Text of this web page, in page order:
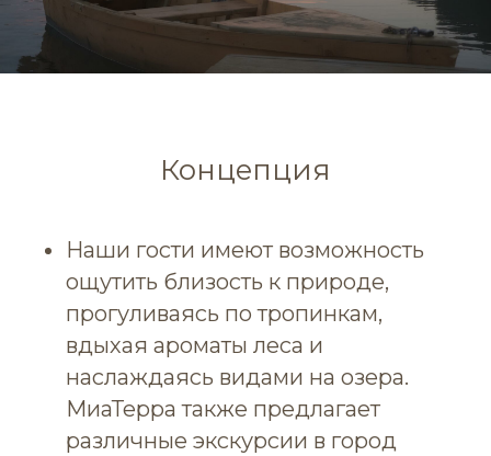
Концепция
Наши гости имеют возможность
ощутить близость к природе,
прогуливаясь по тропинкам,
вдыхая ароматы леса и
наслаждаясь видами на озера.
МиаТерра также предлагает
различные экскурсии в город